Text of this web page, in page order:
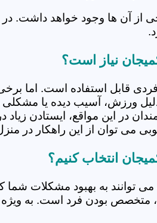
از آن ها وجود خواهد داشت.
نیاز است؟
قابل استفاده است. اما
ورزش، آسیب دیده یا
در این مواقع، ایستادن
می توان از این راهکار در
انتخاب کنیم؟
توانند به بهبود مشکلات
متخصص بودن فرد است. به